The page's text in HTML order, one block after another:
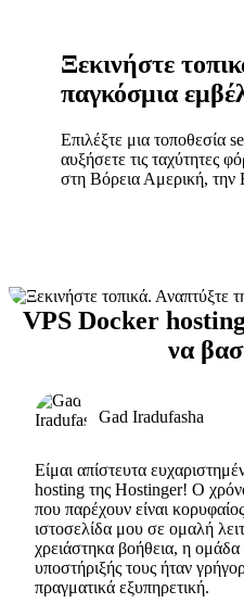
Ξεκινήστε
παγκόσμια
Επιλέξτε μια τοποθεσία
αυξήσετε τις ταχύτητες
στη Βόρεια Αμερική,
VPS Docker hosting
να
Gad Iradufasha
Είμαι απίστευτα
hosting της Hostinger! Ο
που παρέχουν είναι
ιστοσελίδα μου σε ομαλή
χρειάστηκα βοήθεια, η ομάδα
υποστήριξής τους ήταν
πραγματικά εξυπηρετική.